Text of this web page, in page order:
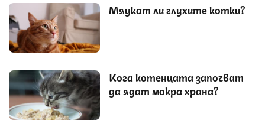
Мяукат ли глухите котки?
Кога котенцата започват
да ядат мокра храна?